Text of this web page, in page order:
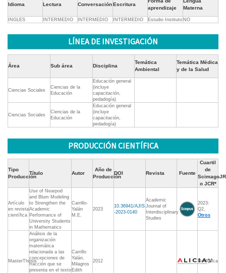
Idioma Lectura ConversaciónEscritura
aprendizaje
Materna
INGLES INTERMEDIO INTERMEDIO INTERMEDIO Estudio Instituto NO
LÍNEA DE INVESTIGACIÓN
Área Sub área Disciplina
Temática
Ambiental
Temática Médica
y de la Salud
Ciencias Sociales
Ciencias de la
Educación
Educación general
(incluye
capacitación,
pedadogía)
Ciencias Sociales
Ciencias de la
Educación
Educación general
(incluye
capacitación,
pedadogía)
PRODUCCIÓN CIENTÍFICA
Tipo
Producción
Título Autor
Año de
Producción
DOI Revista Fuente
Cuartil
de
ScimagoJR
o JCR*
Artículo
en revista
científica
Use of Nearpod
and Blum Modeling
to Strengthen the
Academic
Performance of
University Students
in Mathematics
Carrillo-
Yalán
M.E.
2023
10.36941/AJIS
-2023-0140
Academic
Journal of
Interdisciplinary
Studies
2023:
Q2,
Otros
MasterThesis
Análisis de la
organización
matemática
relacionada a las
concepciones de
fracción que se
presenta en el texto
Carrillo
Yalán,
Milagros
Edith
2012 No Aplica